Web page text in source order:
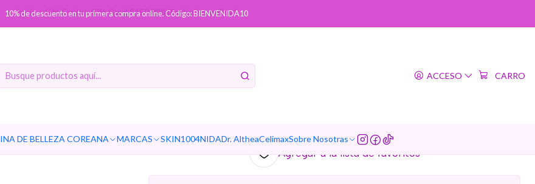
ACCESO CARRO
DE BELLEZA COREANA MARCAS SKIN1004NIDADr. AltheaCelimaxSobre Nosotras
10% de descuento en tu primera compra online. Código: BIENVENIDA10
Inicio Gift Cards Gift Card $150.000 (Exclusivo online)
Gift Card $150.000 (Exclusivo
Agregar a la lista de favoritos